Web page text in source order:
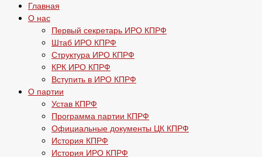
Главная
О нас
Первый секретарь ИРО КПРФ
Штаб ИРО КПРФ
Структура ИРО КПРФ
КРК ИРО КПРФ
Вступить в ИРО КПРФ
О партии
Устав КПРФ
Программа партии КПРФ
Официальные документы ЦК КПРФ
История КПРФ
История ИРО КПРФ